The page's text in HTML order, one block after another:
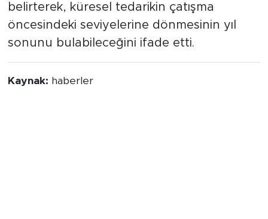
belirterek, küresel tedarikin çatışma
öncesindeki seviyelerine dönmesinin yıl
sonunu bulabileceğini ifade etti.
Kaynak: haberler